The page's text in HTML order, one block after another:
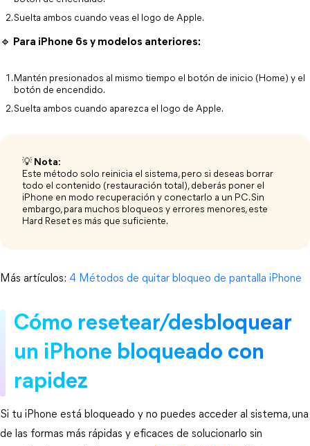
Suelta ambos cuando veas el logo de Apple.
🔹 Para iPhone 6s y modelos anteriores:
Mantén presionados al mismo tiempo el botón de inicio (Home) y el
botón de encendido.
Suelta ambos cuando aparezca el logo de Apple.
💡Nota:
Este método solo reinicia el sistema, pero si deseas borrar
todo el contenido (restauración total), deberás poner el
iPhone en modo recuperación y conectarlo a un PC. Sin
embargo, para muchos bloqueos y errores menores, este
Hard Reset es más que suficiente.
Más artículos: 4 Métodos de quitar bloqueo de pantalla iPhone
Cómo resetear/desbloquear
un iPhone bloqueado con
rapidez
Si tu iPhone está bloqueado y no puedes acceder al sistema, una
de las formas más rápidas y eficaces de solucionarlo sin